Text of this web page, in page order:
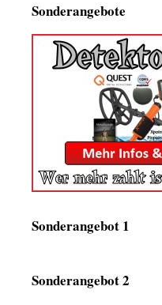
Sonderangebote
Sonderangebot 1
Sonderangebot 2